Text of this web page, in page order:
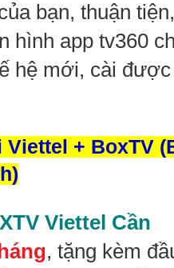
bạn, thuận
hình app tv360
hệ mới, cài
+ BoxTV
Viettel Cần
, tặng kèm